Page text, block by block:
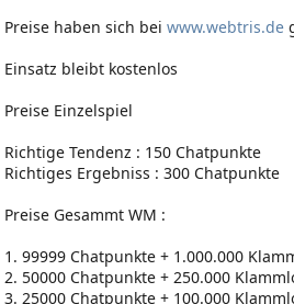
Preise haben sich bei www.webtris.de
Einsatz bleibt kostenlos
Preise Einzelspiel
Richtige Tendenz : 150 Chatpunkte
Richtiges Ergebniss : 300 Chatpunkte
Preise Gesammt WM :
1. 99999 Chatpunkte + 1.000.000
2. 50000 Chatpunkte + 250.000
3. 25000 Chatpunkte + 100.000